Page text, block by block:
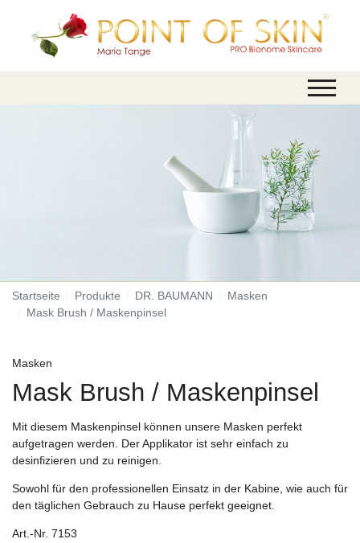
Startseite Produkte DR. BAUMANN
Masken
Mask Brush / Maskenpinsel
Masken
Mask Brush / Maskenpinsel
Mit diesem Maskenpinsel können unsere Masken perfekt
aufgetragen werden. Der Applikator ist sehr einfach zu
desinfizieren und zu reinigen.
Sowohl für den professionellen Einsatz in der Kabine, wie auch für
den täglichen Gebrauch zu Hause perfekt geeignet.
Art.-Nr. 7153